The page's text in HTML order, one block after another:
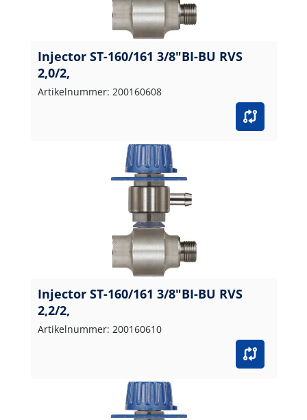
Injector ST-160/161 3/8"BI-BU RVS
2,0/2,
Artikelnummer: 200160608
Injector ST-160/161 3/8"BI-BU RVS
2,2/2,
Artikelnummer: 200160610